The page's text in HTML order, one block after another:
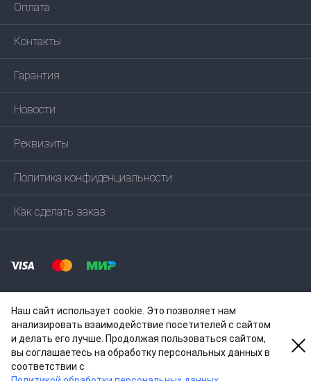
Наш сайт использует cookie. Это позволяет нам
анализировать взаимодействие посетителей с сайтом
и делать его лучше. Продолжая пользоваться сайтом,
вы соглашаетесь на обработку персональных данных в
соответствии c
Оплата
Контакты
Гарантия
Новости
Реквизиты
Политика конфиденциальности
Как сделать заказ
© 2004—2026ООО ЕКОМП